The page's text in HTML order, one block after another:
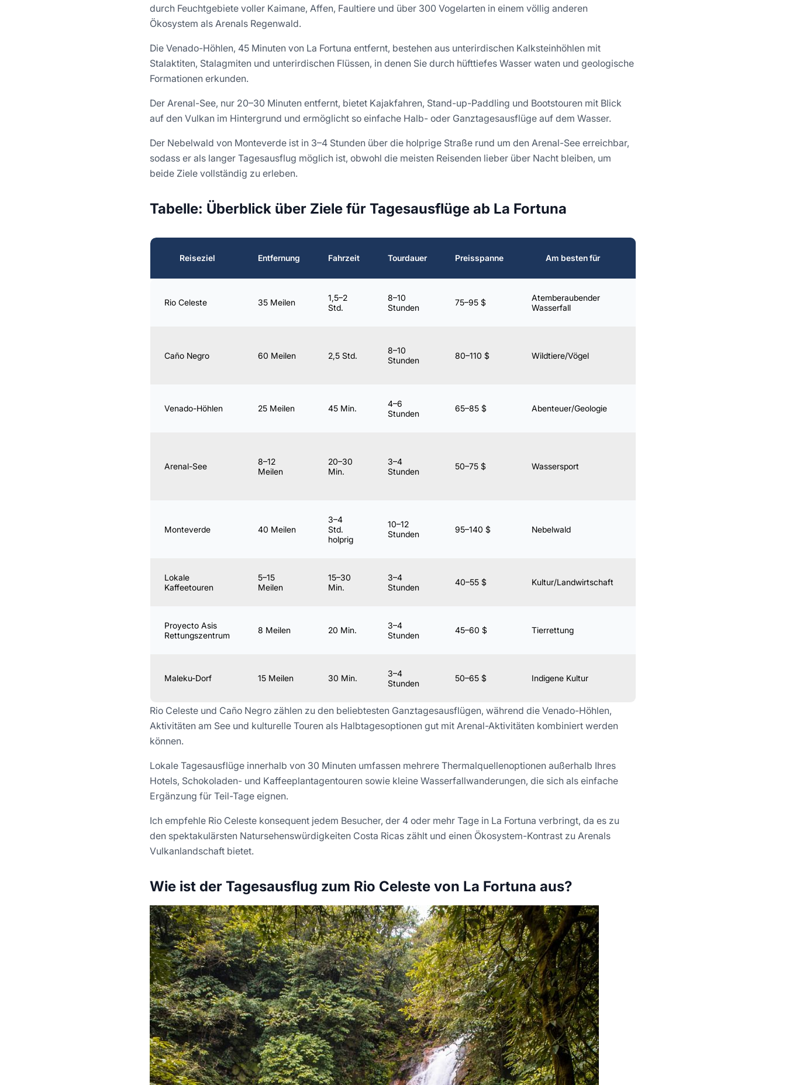
durch Feuchtgebiete voller Kaimane, Affen, Faultiere und über 300 Vogelarten in einem völlig anderen
Ökosystem als Arenals Regenwald.
Die Venado-Höhlen, 45 Minuten von La Fortuna entfernt, bestehen aus unterirdischen Kalksteinhöhlen mit
Stalaktiten, Stalagmiten und unterirdischen Flüssen, in denen Sie durch hüfttiefes Wasser waten und geologische
Formationen erkunden.
Der Arenal-See, nur 20–30 Minuten entfernt, bietet Kajakfahren, Stand-up-Paddling und Bootstouren mit Blick
auf den Vulkan im Hintergrund und ermöglicht so einfache Halb- oder Ganztagesausflüge auf dem Wasser.
Der Nebelwald von Monteverde ist in 3–4 Stunden über die holprige Straße rund um den Arenal-See erreichbar,
sodass er als langer Tagesausflug möglich ist, obwohl die meisten Reisenden lieber über Nacht bleiben, um
beide Ziele vollständig zu erleben.
Tabelle: Überblick über Ziele für Tagesausflüge ab La Fortuna
Reiseziel Entfernung Fahrzeit Tourdauer Preisspanne Am besten für
Rio Celeste 35 Meilen
1,5–2
Std.
8–10
Stunden
75–95 $
Atemberaubender
Wasserfall
Caño Negro 60 Meilen 2,5 Std.
8–10
Stunden
80–110 $ Wildtiere/Vögel
Venado-Höhlen 25 Meilen 45 Min.
4–6
Stunden
65–85 $ Abenteuer/Geologie
Arenal-See
8–12
Meilen
20–30
Min.
3–4
Stunden
50–75 $ Wassersport
Monteverde 40 Meilen
3–4
Std.
holprig
10–12
Stunden
95–140 $ Nebelwald
Lokale
Kaffeetouren
5–15
Meilen
15–30
Min.
3–4
Stunden
40–55 $ Kultur/Landwirtschaft
Proyecto Asis
Rettungszentrum
8 Meilen 20 Min.
3–4
Stunden
45–60 $ Tierrettung
Maleku-Dorf 15 Meilen 30 Min.
3–4
Stunden
50–65 $ Indigene Kultur
Rio Celeste und Caño Negro zählen zu den beliebtesten Ganztagesausflügen, während die Venado-Höhlen,
Aktivitäten am See und kulturelle Touren als Halbtagesoptionen gut mit Arenal-Aktivitäten kombiniert werden
können.
Lokale Tagesausflüge innerhalb von 30 Minuten umfassen mehrere Thermalquellenoptionen außerhalb Ihres
Hotels, Schokoladen- und Kaffeeplantagentouren sowie kleine Wasserfallwanderungen, die sich als einfache
Ergänzung für Teil-Tage eignen.
Ich empfehle Rio Celeste konsequent jedem Besucher, der 4 oder mehr Tage in La Fortuna verbringt, da es zu
den spektakulärsten Natursehenswürdigkeiten Costa Ricas zählt und einen Ökosystem-Kontrast zu Arenals
Vulkanlandschaft bietet.
Wie ist der Tagesausflug zum Rio Celeste von La Fortuna aus?